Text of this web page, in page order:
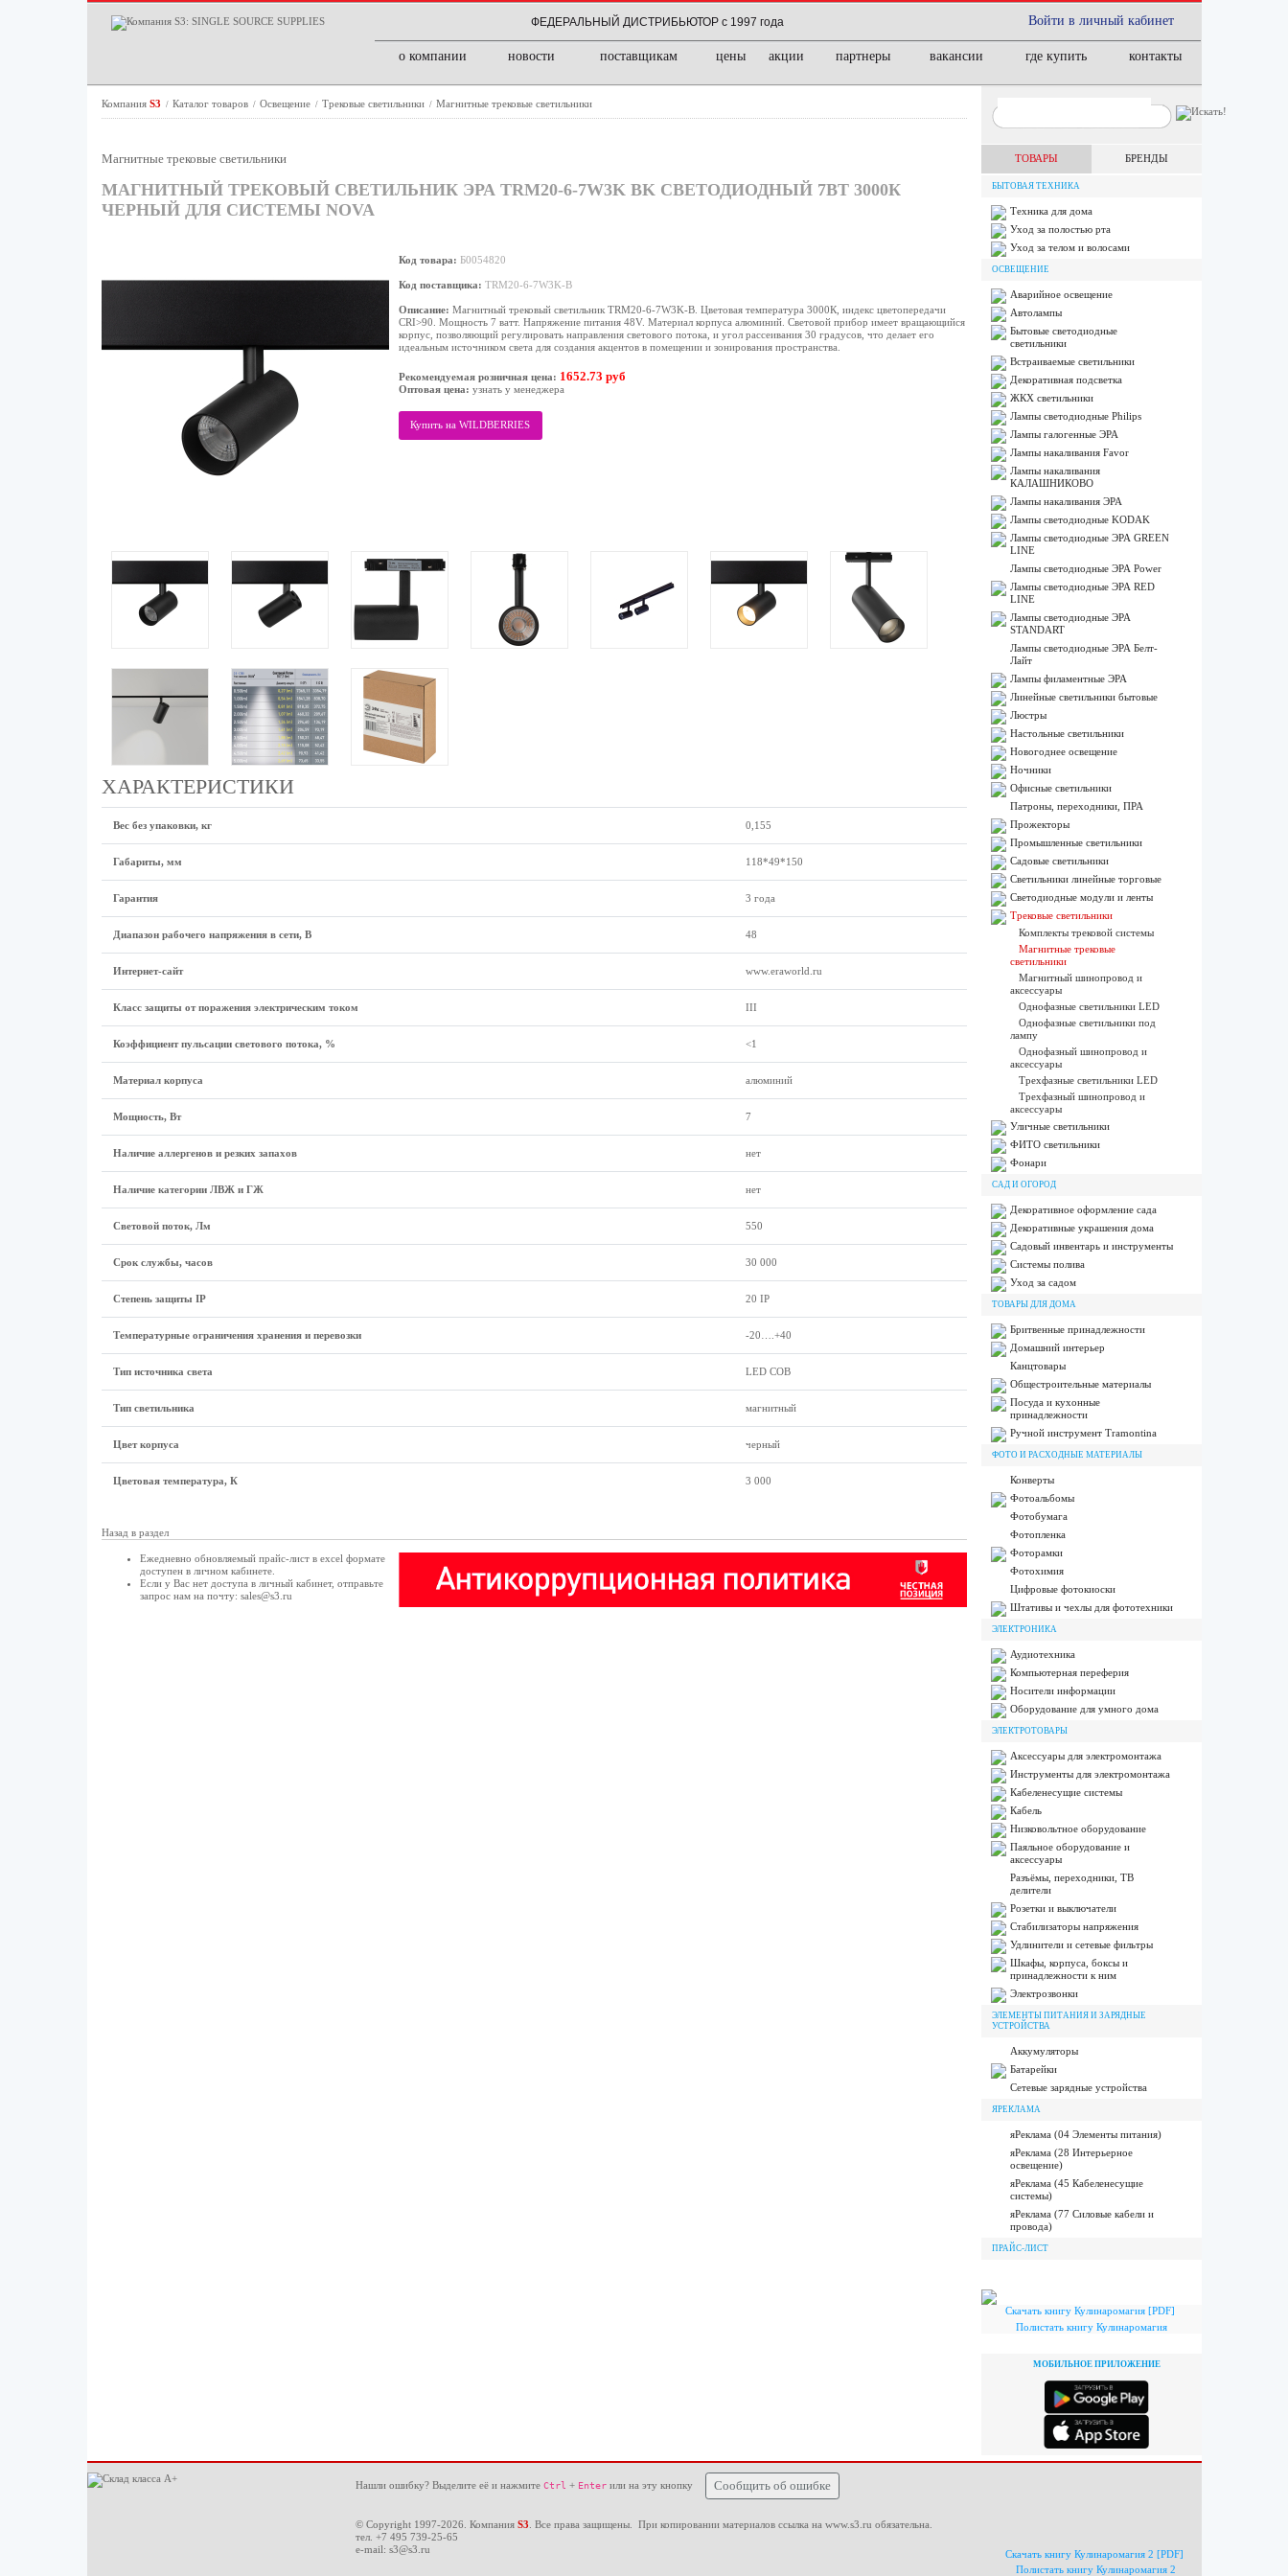
Войти в личный кабинет
ФЕДЕРАЛЬНЫЙ ДИСТРИБЬЮТОР с 1997 года
о компании новости поставщикам цены акции партнеры вакансии где купить контакты
Компания S3 / Каталог товаров / Освещение / Трековые светильники / Магнитные трековые светильники
Магнитные трековые светильники
МАГНИТНЫЙ ТРЕКОВЫЙ СВЕТИЛЬНИК ЭРА TRM20-6-7W3K BK СВЕТОДИОДНЫЙ 7ВТ 3000К
ЧЕРНЫЙ ДЛЯ СИСТЕМЫ NOVA
Код товара: Б0054820
Код поставщика: TRM20-6-7W3K-B
Описание: Магнитный трековый светильник TRM20-6-7W3K-B. Цветовая температура 3000К, индекс цветопередачи
СRI>90. Мощность 7 ватт. Напряжение питания 48V. Материал корпуса алюминий. Световой прибор имеет вращающийся
корпус, позволяющий регулировать направления светового потока, и угол рассеивания 30 градусов, что делает его
идеальным источником света для создания акцентов в помещении и зонирования пространства.
Рекомендуемая розничная цена: 1652.73 руб
Оптовая цена: узнать у менеджера
Купить на WILDBERRIES
ХАРАКТЕРИСТИКИ
Вес без упаковки, кг 0,155
Габариты, мм 118*49*150
Гарантия 3 года
Диапазон рабочего напряжения в сети, В 48
Интернет-сайт www.eraworld.ru
Класс защиты от поражения электрическим током III
Коэффициент пульсации светового потока, % <1
Материал корпуса алюминий
Мощность, Вт 7
Наличие аллергенов и резких запахов нет
Наличие категории ЛВЖ и ГЖ нет
Световой поток, Лм 550
Срок службы, часов 30 000
Степень защиты IP 20 IP
Температурные ограничения хранения и перевозки -20….+40
Тип источника света LED COB
Тип светильника магнитный
Цвет корпуса черный
Цветовая температура, К 3 000
Назад в раздел
Ежедневно обновляемый прайс-лист в excel формате
доступен в личном кабинете.
Если у Вас нет доступа в личный кабинет, отправьте
запрос нам на почту: sales@s3.ru
ТОВАРЫ БРЕНДЫ
БЫТОВАЯ ТЕХНИКА
Техника для дома
Уход за полостью рта
Уход за телом и волосами
ОСВЕЩЕНИЕ
Аварийное освещение
Автолампы
Бытовые светодиодные
светильники
Встраиваемые светильники
Декоративная подсветка
ЖКХ светильники
Лампы cветодиодные Philips
Лампы галогенные ЭРА
Лампы накаливания Favor
Лампы накаливания
КАЛАШНИКОВО
Лампы накаливания ЭРА
Лампы светодиодные KODAK
Лампы светодиодные ЭРА GREEN
LINE
Лампы светодиодные ЭРА Power
Лампы светодиодные ЭРА RED
LINE
Лампы светодиодные ЭРА
STANDART
Лампы светодиодные ЭРА Белт-
Лайт
Лампы филаментные ЭРА
Линейные светильники бытовые
Люстры
Настольные светильники
Новогоднее освещение
Ночники
Офисные светильники
Патроны, переходники, ПРА
Прожекторы
Промышленные светильники
Садовые светильники
Светильники линейные торговые
Светодиодные модули и ленты
Трековые светильники
Комплекты трековой системы
Магнитные трековые
светильники
Магнитный шинопровод и
аксессуары
Однофазные светильники LED
Однофазные светильники под
лампу
Однофазный шинопровод и
аксессуары
Трехфазные светильники LED
Трехфазный шинопровод и
аксессуары
Уличные светильники
ФИТО светильники
Фонари
САД И ОГОРОД
Декоративное оформление сада
Декоративные украшения дома
Садовый инвентарь и инструменты
Системы полива
Уход за садом
ТОВАРЫ ДЛЯ ДОМА
Бритвенные принадлежности
Домашний интерьер
Канцтовары
Общестроительные материалы
Посуда и кухонные
принадлежности
Ручной инструмент Tramontina
ФОТО И РАСХОДНЫЕ МАТЕРИАЛЫ
Конверты
Фотоальбомы
Фотобумага
Фотопленка
Фоторамки
Фотохимия
Цифровые фотокиоски
Штативы и чехлы для фототехники
ЭЛЕКТРОНИКА
Аудиотехника
Компьютерная переферия
Носители информации
Оборудование для умного дома
ЭЛЕКТРОТОВАРЫ
Аксессуары для электромонтажа
Инструменты для электромонтажа
Кабеленесущие системы
Кабель
Низковольтное оборудование
Паяльное оборудование и
аксессуары
Разъёмы, переходники, ТВ
делители
Розетки и выключатели
Стабилизаторы напряжения
Удлинители и сетевые фильтры
Шкафы, корпуса, боксы и
принадлежности к ним
Электрозвонки
ЭЛЕМЕНТЫ ПИТАНИЯ И ЗАРЯДНЫЕ
УСТРОЙСТВА
Аккумуляторы
Батарейки
Сетевые зарядные устройства
ЯРЕКЛАМА
яРеклама (04 Элементы питания)
яРеклама (28 Интерьерное
освещение)
яРеклама (45 Кабеленесущие
системы)
яРеклама (77 Силовые кабели и
провода)
ПРАЙС-ЛИСТ
Скачать книгу Кулинаромагия 2 [PDF]
Полистать книгу Кулинаромагия 2
Скачать книгу Кулинаромагия [PDF]
Полистать книгу Кулинаромагия
МОБИЛЬНОЕ ПРИЛОЖЕНИЕ
Нашли ошибку? Выделите её и нажмите Ctrl + Enterили на эту кнопку Сообщить об ошибке
© Copyright 1997-2026. Компания S3 . Все права защищены. При копировании материалов ссылка на www.s3.ru обязательна.
тел. +7 495 739-25-65
e-mail: s3@s3.ru